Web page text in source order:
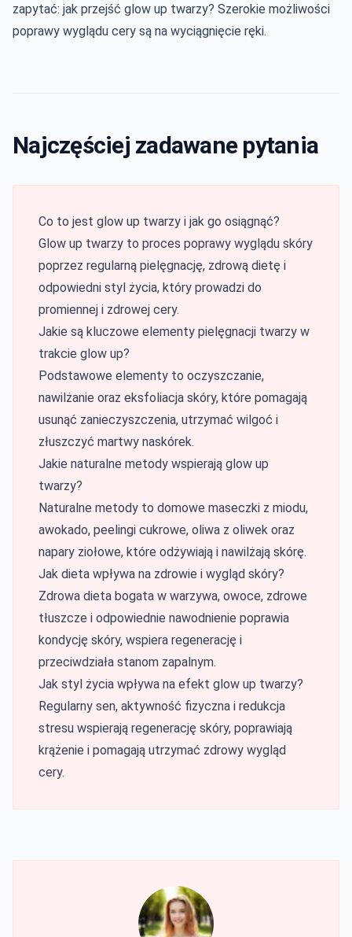
zapytać: jak przejść glow up twarzy? Szerokie możliwości
poprawy wyglądu cery są na wyciągnięcie ręki.
Najczęściej zadawane pytania
Co to jest glow up twarzy i jak go osiągnąć?
Glow up twarzy to proces poprawy wyglądu skóry
poprzez regularną pielęgnację, zdrową dietę i
odpowiedni styl życia, który prowadzi do
promiennej i zdrowej cery.
Jakie są kluczowe elementy pielęgnacji twarzy w
trakcie glow up?
Podstawowe elementy to oczyszczanie,
nawilżanie oraz eksfoliacja skóry, które pomagają
usunąć zanieczyszczenia, utrzymać wilgoć i
złuszczyć martwy naskórek.
Jakie naturalne metody wspierają glow up
twarzy?
Naturalne metody to domowe maseczki z miodu,
awokado, peelingi cukrowe, oliwa z oliwek oraz
napary ziołowe, które odżywiają i nawilżają skórę.
Jak dieta wpływa na zdrowie i wygląd skóry?
Zdrowa dieta bogata w warzywa, owoce, zdrowe
tłuszcze i odpowiednie nawodnienie poprawia
kondycję skóry, wspiera regenerację i
przeciwdziała stanom zapalnym.
Jak styl życia wpływa na efekt glow up twarzy?
Regularny sen, aktywność fizyczna i redukcja
stresu wspierają regenerację skóry, poprawiają
krążenie i pomagają utrzymać zdrowy wygląd
cery.